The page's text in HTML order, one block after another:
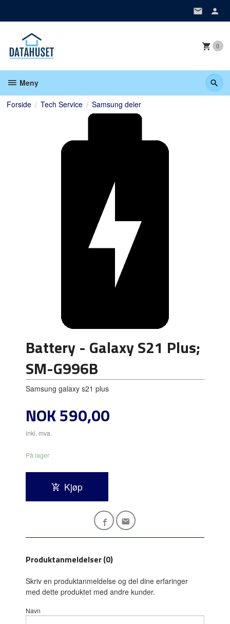
0
Meny
Forside Tech Service Samsung deler
Battery - Galaxy S21 Plus;
SM-G996B
Samsung galaxy s21 plus
Pris
NOK590,00
inkl. mva.
På lager
Kjøp
Produktanmeldelser (0)
Skriv en produktanmeldelse og del dine erfaringer
med dette produktet med andre kunder.
Navn